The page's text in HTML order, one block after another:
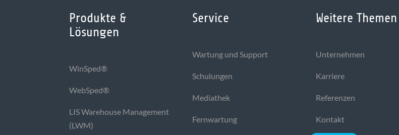
Produkte &
Lösungen
WinSped®
WebSped®
LIS Warehouse Management
(LWM)
Service
Wartung und Support
Schulungen
Mediathek
Fernwartung
Weitere Themen
Unternehmen
Karriere
Referenzen
Kontakt